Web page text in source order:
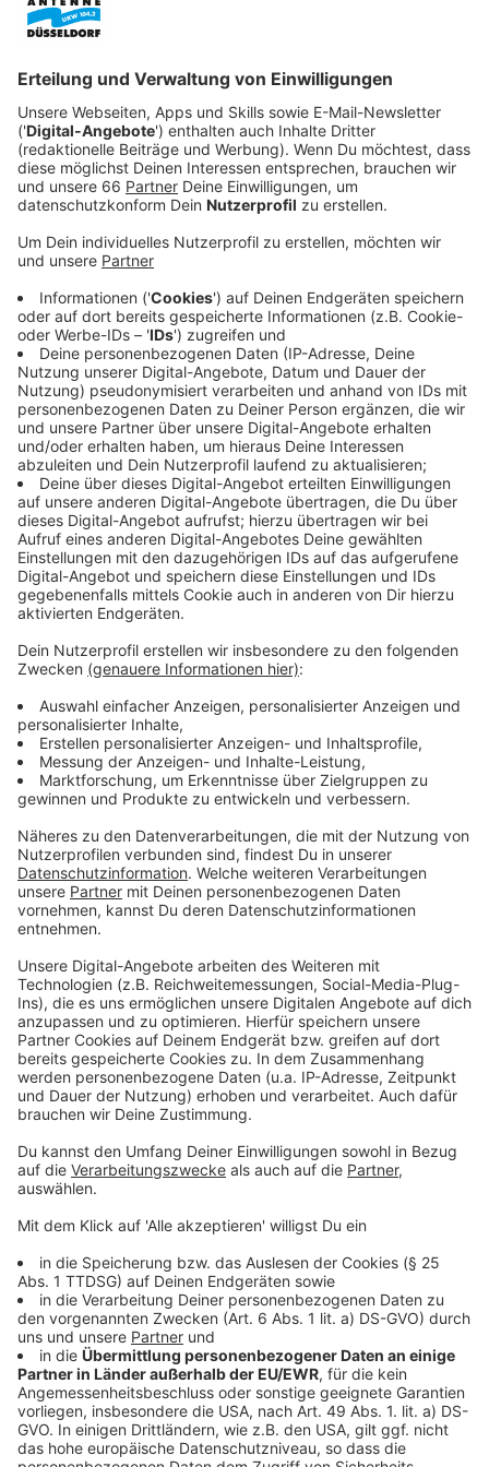
Veröffentlicht:
Um 13 Uhr können wir zum Beispiel in der Kapelle eine
ökumenische Andacht und ein Orgelkonzert besuchen.
Anzeige
Schnitzeljagd und Taschenlampenführung
Anzeige
Für Kinder gibt es außerdem (ab 15 Uhr) eine
Schnitzeljagd über den Friedhof. Ab 17:15 Uhr wird der
Friedhof dann beleuchtet. Wer Lust hat, kann kurz
danach an einer Taschenlampenführungteilnehmen.
Dafür muss man sich vorher online anmelden.
Anzeige
Das Auto besser zu Hause lassen
Die Stadt empfiehlt, mit öffentlichen Verkehrsmitteln
anzureisen. Vor Ort gibt es nämlich nur wenige
Anzeige
Weitere Infos und Links zum Thema:
Anzeige
So berichtet die Stadt
So haben wir schon im Vorfeld berichtet
2025
Folge uns für mehr News & Updates:
Anzeige
Livestream|Instagram|Facebook| WhatsApp-Kanal
Anzeige